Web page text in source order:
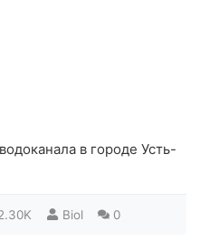
в городе Усть-
Biol 0